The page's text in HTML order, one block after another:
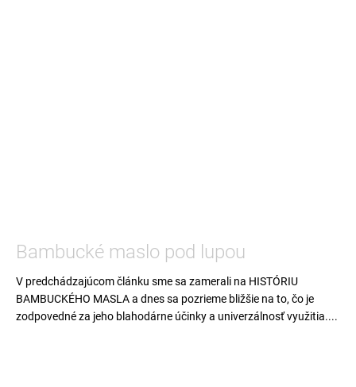
Bambucké maslo pod lupou
V predchádzajúcom článku sme sa zamerali na HISTÓRIU
BAMBUCKÉHO MASLA a dnes sa pozrieme bližšie na to, čo je
zodpovedné za jeho blahodárne účinky a univerzálnosť využitia....